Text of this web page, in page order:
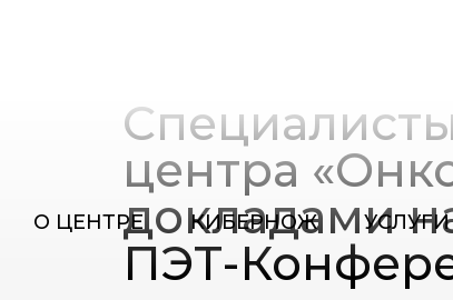
О ЦЕНТРЕ КИБЕРНОЖ УСЛУГИ
центра
докладами
ПЭТ-